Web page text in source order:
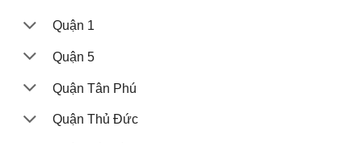
Quận 1
Quận 5
Quận Tân Phú
Quận Thủ Đức